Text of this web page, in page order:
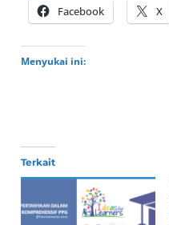
Facebook X
Menyukai ini:
Terkait